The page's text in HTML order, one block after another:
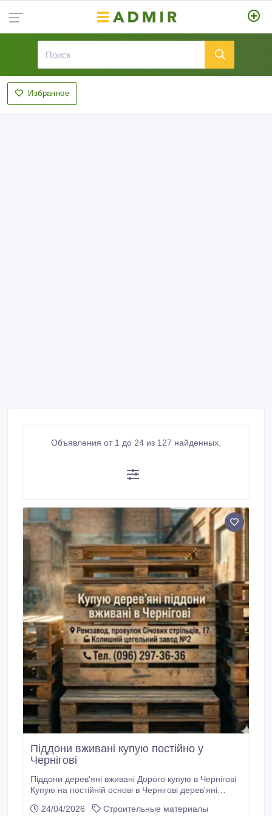
Избранное
Объявления от 1 до 24 из 127 найденных.
Піддони вживані купую постійно у
Чернігові
Піддони дерев'яні вживані Дорого купую в Чернігові
Купую на постійній основі в Чернігові дерев'яні
посилені та стандартні, світлі та темні розміром
24/04/2026
Строительные материалы